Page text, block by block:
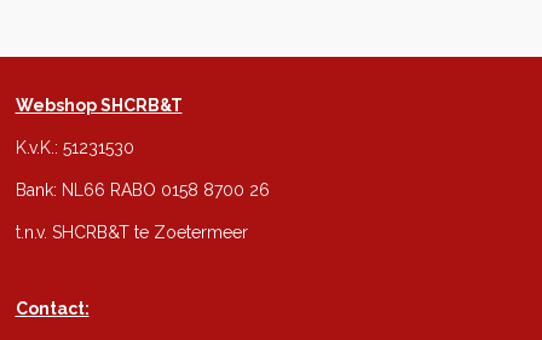
Webshop SHCRB&T
K.v.K.: 51231530
Bank: NL66 RABO 0158 8700 26
t.n.v. SHCRB&T te Zoetermeer
Contact: